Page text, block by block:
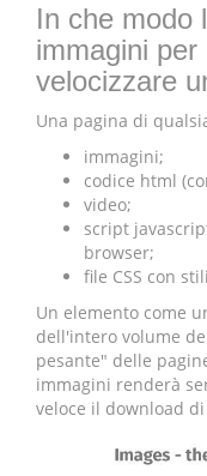
In che modo
immagini
velocizzare
Una pagina di
immagini;
codice html
video;
script
browser;
file CSS con
Un elemento come
dell'intero volume
pesante" delle
immagini renderà
veloce il download